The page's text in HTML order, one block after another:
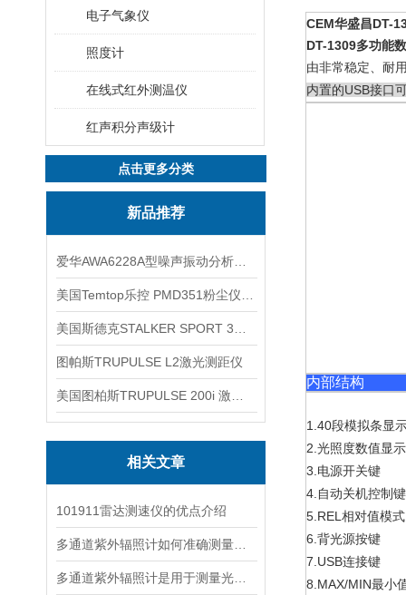
电子气象仪
照度计
在线式红外测温仪
红声积分声级计
点击更多分类
新品推荐
图帕斯TRUPULSE L2激光测距仪
相关文章
101911雷达测速仪的优点介绍
CEM华盛昌DT-
DT-1309多功能
由非常稳定、耐
内置的USB接口
内部结构
1.40段模拟条显
2.光照度数值显示
3. 电源开关键
4. 自动关机控制键
5.REL相对值模式
6.背光源按键
7.USB连接键
8.MAX/MIN最小